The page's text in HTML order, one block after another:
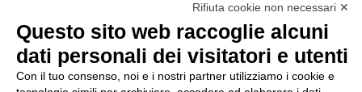
possibile presentare un
reclamo
all’Organismo di
Monitoraggio utilizzando
una delle modalità
Rifiuta cookie non necessari ✕
Questo sito web raccoglie alcuni
dati personali dei visitatori e utenti
Con il tuo consenso, noi e i nostri partner utilizziamo i cookie e